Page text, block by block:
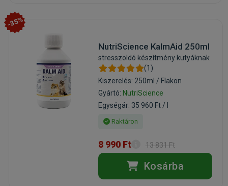
-35%
NutriScience KalmAid 250ml
stresszoldó készítmény kutyáknak
(1)
Kiszerelés: 250ml / Flakon
Gyártó: NutriScience
Egységár: 35 960 Ft / l
Raktáron
8 990 Ft 13 831 Ft
Kosárba